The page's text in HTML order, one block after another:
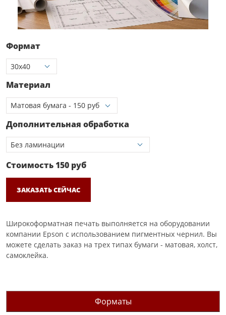
Формат
Материал
Дополнительная обработка
Стоимость150 руб
ЗАКАЗАТЬ СЕЙЧАС
Широкоформатная печать выполняется на оборудовании
компании Epson с использованием пигментных чернил. Вы
можете сделать заказ на трех типах бумаги - матовая, холст,
самоклейка.
Форматы